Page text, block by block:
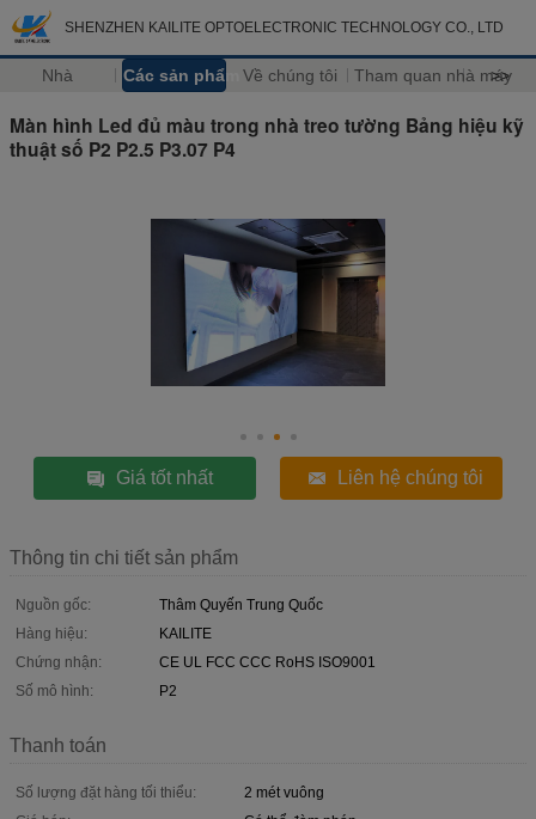
SHENZHEN KAILITE OPTOELECTRONIC TECHNOLOGY CO., LTD
Nhà Các sản phẩm Về chúng tôi Tham quan nhà máy
>>
Màn hình Led đủ màu trong nhà treo tường Bảng hiệu kỹ
thuật số P2 P2.5 P3.07 P4
Giá tốt nhất Liên hệ chúng tôi
Thông tin chi tiết sản phẩm
Nguồn gốc:
Thâm Quyến Trung Quốc
Hàng hiệu:
KAILITE
Chứng nhận:
CE UL FCC CCC RoHS ISO9001
Số mô hình:
P2
Thanh toán
Số lượng đặt hàng tối thiểu:
2 mét vuông